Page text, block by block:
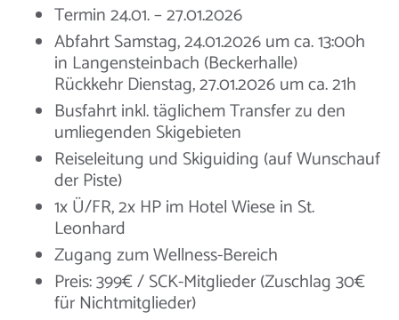
Termin 24.01. – 27.01.2026
Abfahrt Samstag, 24.01.2026 um ca. 13:00h
in Langensteinbach (Beckerhalle)
Rückkehr Dienstag, 27.01.2026 um ca. 21h
Busfahrt inkl. täglichem Transfer zu den
umliegenden Skigebieten
Reiseleitung und Skiguiding (auf Wunschauf
der Piste)
1x Ü/FR, 2x HP im Hotel Wiese in St.
Leonhard
Zugang zum Wellness-Bereich
Preis: 399€ / SCK-Mitglieder (Zuschlag 30€
für Nichtmitglieder)